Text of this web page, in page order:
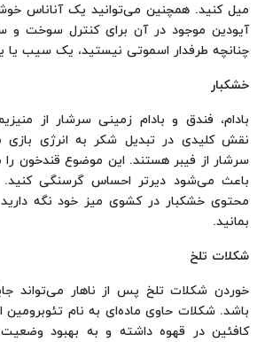
میل کنید. همچنین می‌توانید یک آناناس
آیودین موجود در آن برای کنترل سوخت و
چنانچه طرفدار اسموتی نیستید، یک سیب یا
خشکبار
بادام، فندق و بادام زمینی سرشار از
نقش کلیدی در تبدیل شکر به انرژی بازی
سرشار از فیبر هستند. این موضوع قندخون را
باعث می‌شود دیرتر احساس گرسنگی
محتوی خشکبار در کشوی میز خود نگه دارید
بمانید.
شکلات تلخ
خوردن شکلات تلخ پس از ناهار می‌تواند
باشد. شکلات حاوی ماده‌ای به نام
کافئین در قهوه داشته و به بهبود